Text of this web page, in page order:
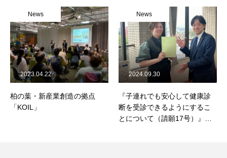
News
柏の葉・新産業創造の拠点
「KOIL」
2023.04.22
News
『子連れでも安心して健康診
断を受診できるようにするこ
とについて（請願17号）』が
2024.09.30